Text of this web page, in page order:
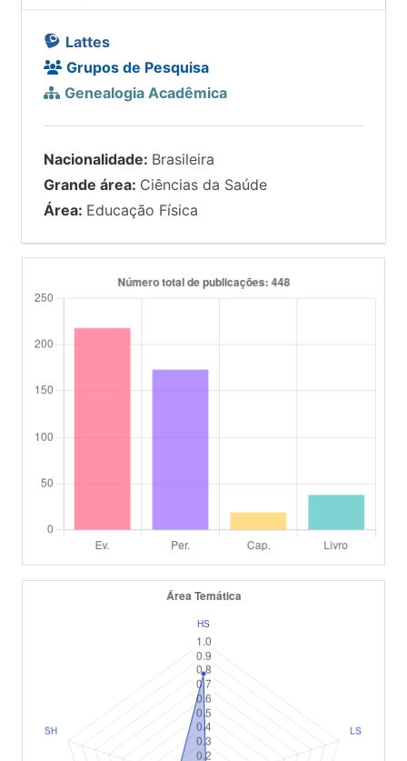
Lattes
Grupos de Pesquisa
Genealogia Acadêmica
Nacionalidade: Brasileira
Grande área: Ciências da Saúde
Área: Educação Física